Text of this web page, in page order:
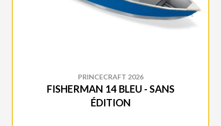
PRINCECRAFT 2026
FISHERMAN 14 BLEU - SANS
ÉDITION